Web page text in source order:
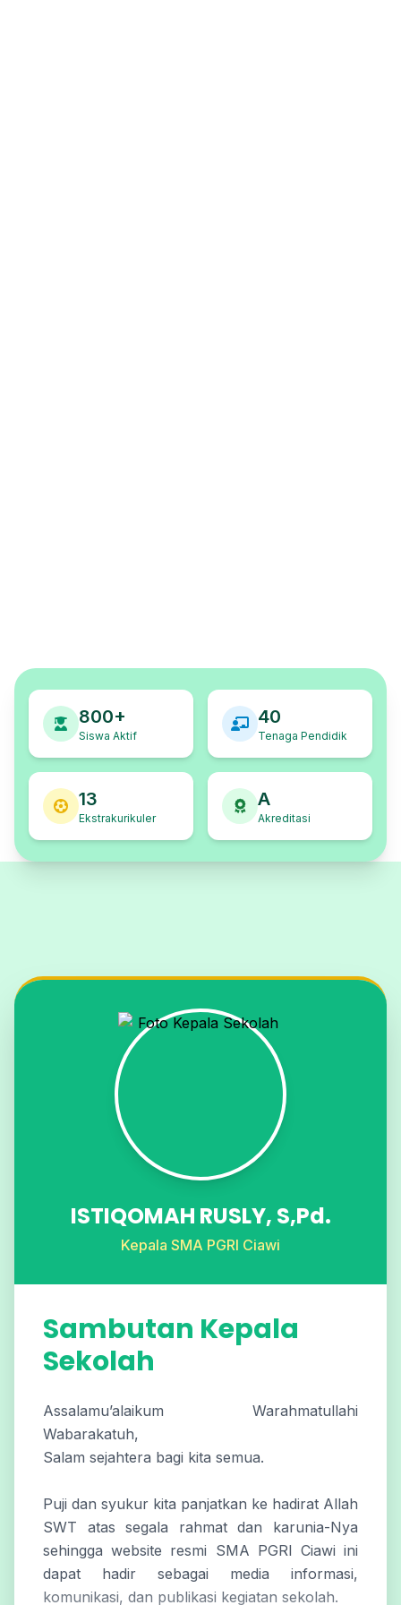
800+
Siswa Aktif
40
Tenaga Pendidik
13
Ekstrakurikuler
A
Akreditasi
ISTIQOMAH RUSLY, S,Pd.
Kepala SMA PGRI Ciawi
Sambutan Kepala
Sekolah
Assalamu’alaikum Warahmatullahi
Wabarakatuh,
Salam sejahtera bagi kita semua.
Puji dan syukur kita panjatkan ke hadirat Allah
SWT atas segala rahmat dan karunia-Nya
sehingga website resmi SMA PGRI Ciawi ini
dapat hadir sebagai media informasi,
komunikasi, dan publikasi kegiatan sekolah.